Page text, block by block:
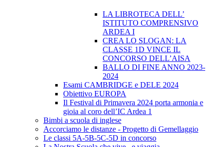
LA LIBROTECA DELL’
ISTITUTO COMPRENSIVO
ARDEA I
CREA LO SLOGAN: LA
CLASSE 1D VINCE IL
CONCORSO DELL’AISA
BALLO DI FINE ANNO 2023-
2024
Esami CAMBRIDGE e DELE 2024
Obiettivo EUROPA
Il Festival di Primavera 2024 porta armonia e
gioia al coro dell’IC Ardea 1
Bimbi a scuola di inglese
Accorciamo le distanze - Progetto di Gemellaggio
Le classi 5A-5B-5C-5D in concorso